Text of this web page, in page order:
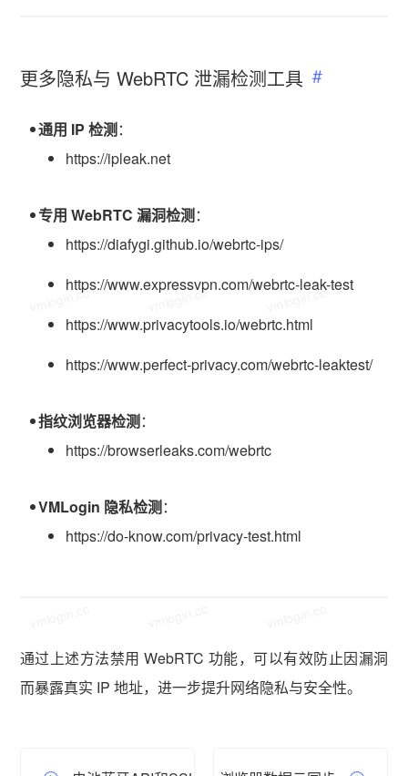
更多隐私与 WebRTC 泄漏检测工具
通用 IP 检测：
https://ipleak.net
专用 WebRTC 漏洞检测：
https://diafygi.github.io/webrtc-ips/
https://www.expressvpn.com/webrtc-leak-test
https://www.privacytools.io/webrtc.html
https://www.perfect-privacy.com/webrtc-leaktest/
指纹浏览器检测：
https://browserleaks.com/webrtc
VMLogin 隐私检测：
https://do-know.com/privacy-test.html
通过上述方法禁用 WebRTC 功能，可以有效防止因漏洞
而暴露真实 IP 地址，进一步提升网络隐私与安全性。
vmlogin.cc vmlogin.cc vmlogin.cc